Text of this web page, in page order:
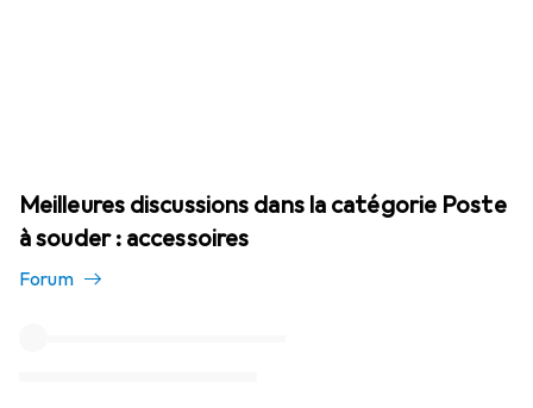
Meilleures discussions dans la catégorie Poste
à souder : accessoires
Forum